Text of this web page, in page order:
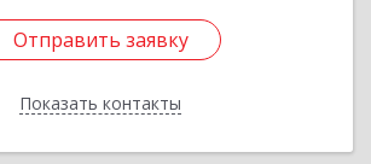
Отправить заявку
Показать контакты
Отправить заявку
Назад